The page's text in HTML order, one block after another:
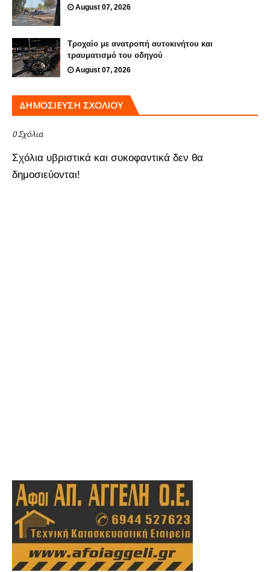
August 07, 2026
Τροχαίο με ανατροπή αυτοκινήτου και
τραυματισμό του οδηγού
August 07, 2026
ΔΗΜΟΣΊΕΥΣΗ ΣΧΟΛΊΟΥ
0 Σχόλια
Σχόλια υβριστικά και συκοφαντικά δεν θα
δημοσιεύονται!